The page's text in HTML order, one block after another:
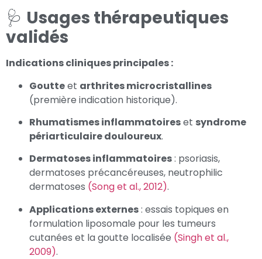
🩺 Usages thérapeutiques
validés
Indications cliniques principales :
Goutteet arthrites microcristallines
(première indication historique).
Rhumatismes inflammatoireset syndrome
périarticulaire douloureux.
Dermatoses inflammatoires: psoriasis,
dermatoses précancéreuses, neutrophilic
dermatoses (Song et al., 2012).
Applications externes: essais topiques en
formulation liposomale pour les tumeurs
cutanées et la goutte localisée (Singh et al.,
2009).